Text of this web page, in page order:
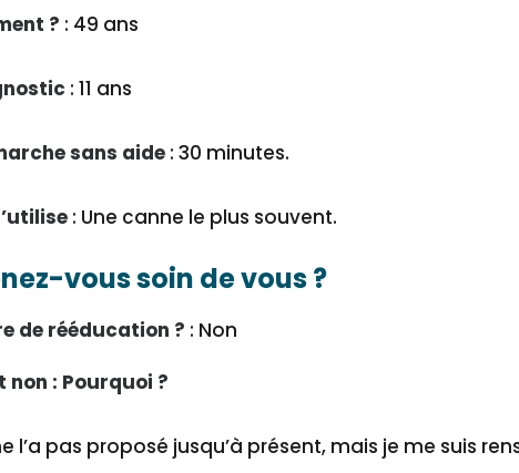
? : 49 ans
: 11 ans
sans aide : 30 minutes.
: Une canne le plus souvent.
vous soin de vous ?
de rééducation ? : Non
non : Pourquoi ?
l’a pas proposé jusqu’à présent, mais je me suis